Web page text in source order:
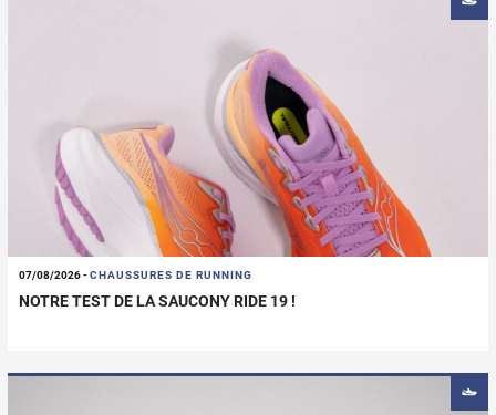
07/08/2026-CHAUSSURES DE RUNNING
NOTRE TEST DE LA SAUCONY RIDE 19 !